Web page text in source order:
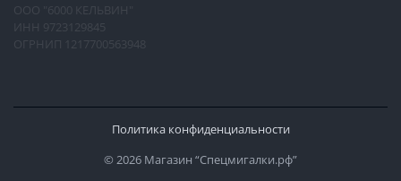
ООО "6000 КЕЛЬВИН"
ИНН 9723129845
ОГРНИП 1217700563948
Политика конфиденциальности
© 2026 Магазин “Спецмигалки.рф”